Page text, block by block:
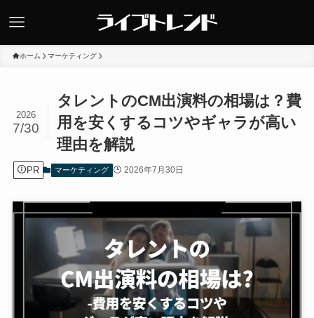
ホーム マーケティング
タレントのCM出演料の相場は？費
用を安くするコツやギャラが高い
理由を解説
2026
7/30
PR マーケティング 2026年7月30日